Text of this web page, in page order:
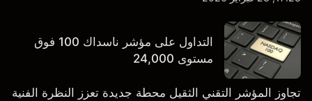
التداول على مؤشر ناسداك 100 فوق
مستوى 24,000
تجاوز المؤشر التقني الثقيل محطة جديدة تعزز النظرة الفنية